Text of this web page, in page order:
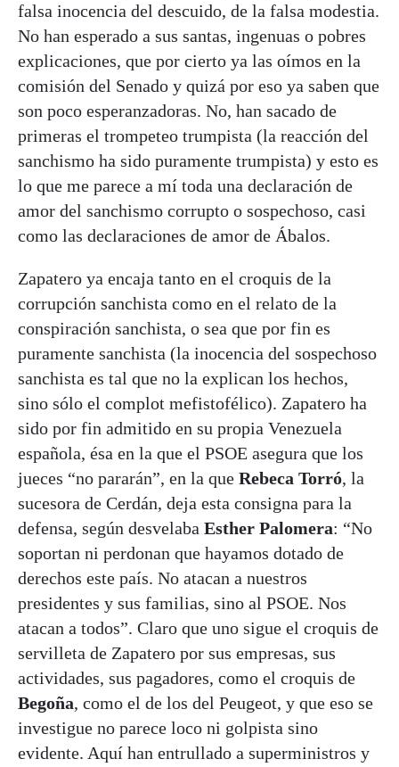
falsa inocencia del descuido, de la falsa modestia.
No han esperado a sus santas, ingenuas o pobres
explicaciones, que por cierto ya las oímos en la
comisión del Senado y quizá por eso ya saben que
son poco esperanzadoras. No, han sacado de
primeras el trompeteo trumpista (la reacción del
sanchismo ha sido puramente trumpista) y esto es
lo que me parece a mí toda una declaración de
amor del sanchismo corrupto o sospechoso, casi
como las declaraciones de amor de Ábalos.
Zapatero ya encaja tanto en el croquis de la
corrupción sanchista como en el relato de la
conspiración sanchista, o sea que por fin es
puramente sanchista (la inocencia del sospechoso
sanchista es tal que no la explican los hechos,
sino sólo el complot mefistofélico). Zapatero ha
sido por fin admitido en su propia Venezuela
española, ésa en la que el PSOE asegura que los
jueces “no pararán”, en la que Rebeca Torró, la
sucesora de Cerdán, deja esta consigna para la
defensa, según desvelaba Esther Palomera: “No
soportan ni perdonan que hayamos dotado de
derechos este país. No atacan a nuestros
presidentes y sus familias, sino al PSOE. Nos
atacan a todos”. Claro que uno sigue el croquis de
servilleta de Zapatero por sus empresas, sus
actividades, sus pagadores, como el croquis de
Begoña, como el de los del Peugeot, y que eso se
investigue no parece loco ni golpista sino
evidente. Aquí han entrullado a superministros y